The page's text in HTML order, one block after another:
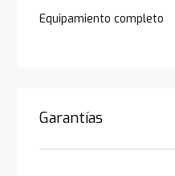
Equipamiento completo
Garantías